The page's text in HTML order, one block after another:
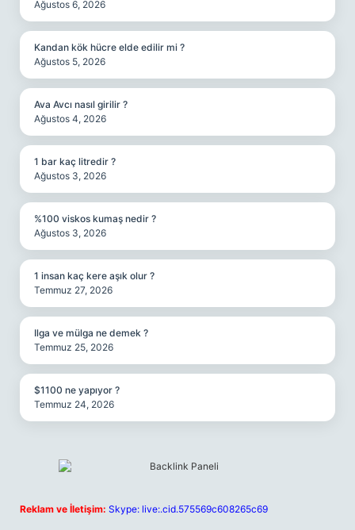
Ağustos 6, 2026
Kandan kök hücre elde edilir mi ?
Ağustos 5, 2026
Ava Avcı nasıl girilir ?
Ağustos 4, 2026
1 bar kaç litredir ?
Ağustos 3, 2026
%100 viskos kumaş nedir ?
Ağustos 3, 2026
1 insan kaç kere aşık olur ?
Temmuz 27, 2026
Ilga ve mülga ne demek ?
Temmuz 25, 2026
$1100 ne yapıyor ?
Temmuz 24, 2026
Reklam ve İletişim: Skype: live:.cid.575569c608265c69